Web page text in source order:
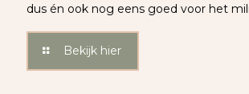
dus én ook nog eens goed voor het
Bekijk hier